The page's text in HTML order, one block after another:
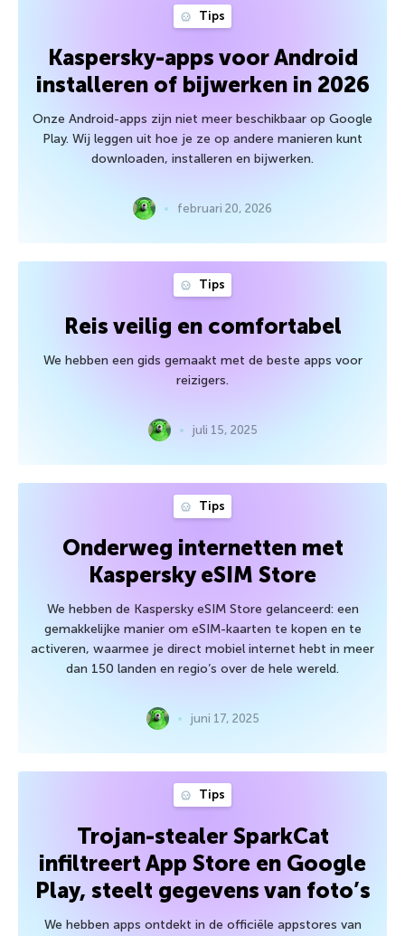
Tips
Kaspersky-apps voor Android
installeren of bijwerken in 2026
Onze Android-apps zijn niet meer beschikbaar op Google
Play. Wij leggen uit hoe je ze op andere manieren kunt
downloaden, installeren en bijwerken.
februari 20, 2026
Tips
Reis veilig en comfortabel
We hebben een gids gemaakt met de beste apps voor
reizigers.
juli 15, 2025
Tips
Onderweg internetten met
Kaspersky eSIM Store
We hebben de Kaspersky eSIM Store gelanceerd: een
gemakkelijke manier om eSIM-kaarten te kopen en te
activeren, waarmee je direct mobiel internet hebt in meer
dan 150 landen en regio’s over de hele wereld.
juni 17, 2025
Tips
Trojan-stealer SparkCat
infiltreert App Store en Google
Play, steelt gegevens van foto’s
We hebben apps ontdekt in de officiële appstores van